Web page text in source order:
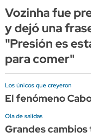
Vozinha fue
y dejó una
"Presión es
para comer"
Los únicos que creyeron
El fenómeno
Ola de salidas
Grandes cambios